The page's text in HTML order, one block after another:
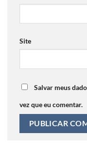
Site
Salvar meus
vez que eu comentar.